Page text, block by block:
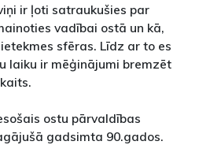
ir ļoti satraukušies par
vadībai ostā un kā,
sfēras. Līdz ar to es
laiku ir mēģinājumi bremzēt
ostu pārvaldības
gadsimta 90.gados.